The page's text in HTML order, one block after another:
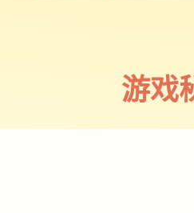
游戏